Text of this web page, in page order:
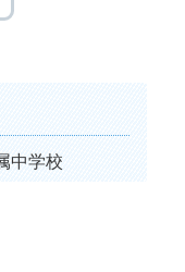
中学校